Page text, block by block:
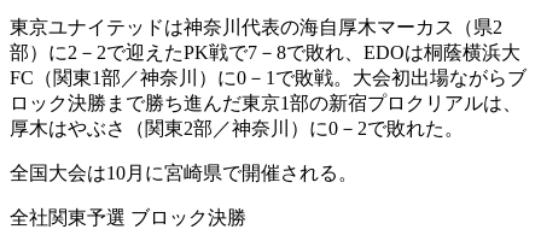
東京ユナイテッドは神奈川代表の海自厚木マーカス（県2
部）に2－2で迎えたPK戦で7－8で敗れ、EDOは桐蔭横浜大
FC（関東1部／神奈川）に0－1で敗戦。大会初出場ながらブ
ロック決勝まで勝ち進んだ東京1部の新宿プロクリアルは、
厚木はやぶさ（関東2部／神奈川）に0－2で敗れた。
全国大会は10月に宮崎県で開催される。
全社関東予選 ブロック決勝